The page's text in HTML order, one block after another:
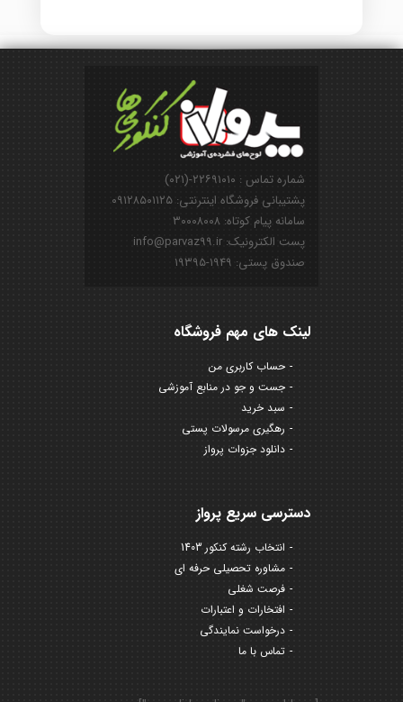
شماره تماس : ۲۲۶۹۱۰۱۰-(۰۲۱)
پشتیبانی فروشگاه اینترنتی: ۰۹۱۲۸۵۰۱۱۲۵
سامانه پیام کوتاه: ۳۰۰۰۸۰۰۸
پست الکترونیک: info@parvaz99.ir
صندوق پستی: ۱۹۴۹-۱۹۳۹۵
لینک های مهم فروشگاه
حساب کاربری من
جست و جو در منابع آموزشی
سبد خرید
رهگیری مرسولات پستی
دانلود جزوات پرواز
دسترسی سریع پرواز
انتخاب رشته کنکور 1403
مشاوره تحصیلی حرفه ای
فرصت شغلی
افتخارات و اعتبارات
درخواست نمایندگی
تماس با ما